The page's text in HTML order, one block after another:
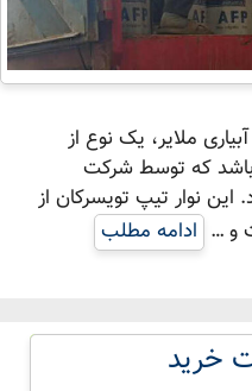
ملایر، یک نوع از
که توسط شرکت
این نوار تیپ تویسرکان از
و … ادامه مطلب
خرید